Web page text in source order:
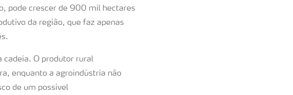
pode crescer de 900 mil hectares
da região, que faz apenas
cadeia. O produtor rural
enquanto a agroindústria não
de um possível